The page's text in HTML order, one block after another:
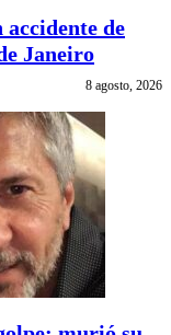
accidente de
Janeiro
8 agosto, 2026